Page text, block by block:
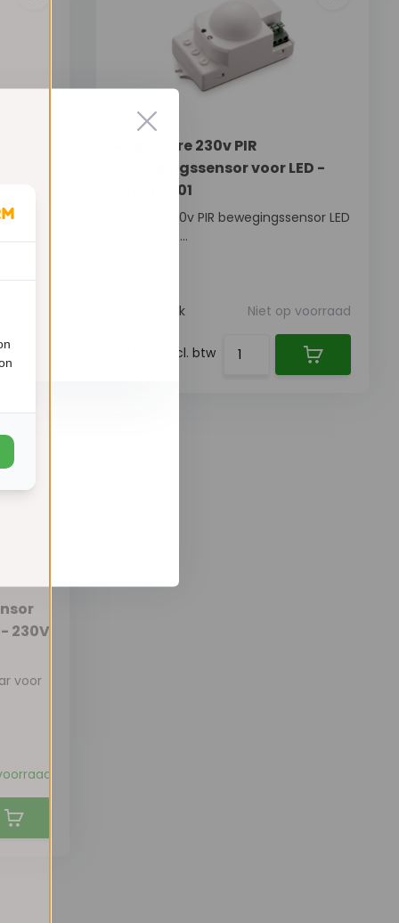
Regelbare 230v PIR
bewegingssensor voor LED -
wit - LX701
Slimme 230v PIR bewegingssensor LED
wit LX701, t...
Vergelijk Niet op voorraad
Excl. btw
230V
voor